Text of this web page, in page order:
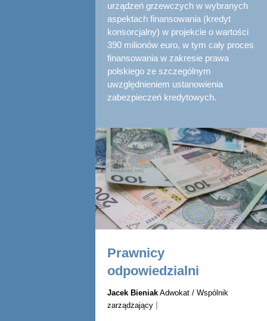
urządzeń grzewczych w wybranych
aspektach finansowania (kredyt
konsorcjalny) w projekcie o wartości
390 milionów euro, w tym cały proces
finansowania w zakresie prawa
polskiego ze szczególnym
uwzględnieniem ustanowienia
zabezpieczeń kredytowych.
Prawnicy
odpowiedzialni
Jacek Bieniak Adwokat / Wspólnik
zarządzający |